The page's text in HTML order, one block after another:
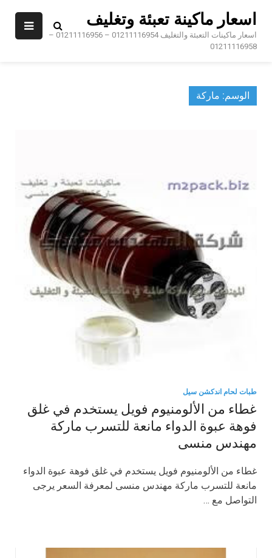
content
اسعار ماكينة تعبئة وتغليف
اسعار ماكينات التعبئة والتغليف 01211116954 – 01211116956 –
01211116958
الوسم: ماركة
طبات لحام اندكشن سيل
غطاء من الألومنيوم فويل يستخدم في غلق
فوهة عبوة الدواء مانعة للتسرب ماركة
مهندس منسى
غطاء من الألومنيوم فويل يستخدم في غلق فوهة عبوة الدواء
مانعة للتسرب ماركة مهندس منسى لمعرفة السعر يرجى
التواصل مع …